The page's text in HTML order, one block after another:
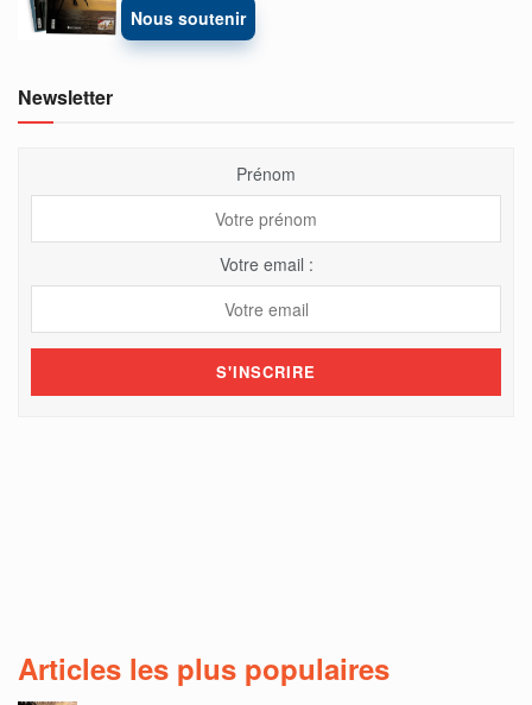
Nous soutenir
Newsletter
Prénom
Votre email :
Articles les plus populaires